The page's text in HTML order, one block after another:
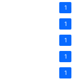
1
1
1
1
1